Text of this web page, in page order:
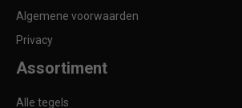
Algemene voorwaarden
Privacy
Assortiment
Alle tegels